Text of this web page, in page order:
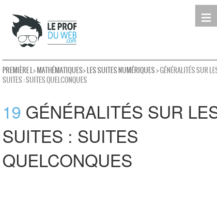
≡
leProfDuWeb
Seconde
Première
Terminale
Rechercher
PREMIÈRE L>MATHÉMATIQUES>LES SUITES NUMÉRIQUES> GÉNÉRALITÉS SUR
SUITES : SUITES QUELCONQUES
19 GÉNÉRALITÉS SUR
SUITES : SUITES
QUELCONQUES